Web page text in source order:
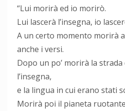
“Lui morirà ed io morirò.
Lui lascerà l’insegna, io
A un certo momento morirà
anche i versi.
Dopo un po’ morirà la strada
l’insegna,
e la lingua in cui erano stati
Morirà poi il pianeta